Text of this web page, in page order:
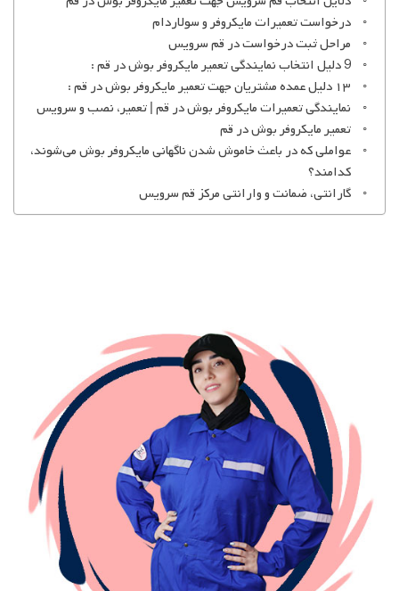
درخواست تعمیرات مایکروفر و سولاردام
مراحل ثبت درخواست در قم سرویس
9 دلیل انتخاب نمایندگی تعمیر مایکروفر بوش در قم :
۱۳ دلیل عمده مشتریان جهت تعمیر مایکروفر بوش در قم :
نمایندگی تعمیرات مایکروفر بوش در قم | تعمیر، نصب و سرویس
تعمیر مایکروفر بوش در قم
عواملی که در باعث خاموش شدن ناگهانی مایکروفر بوش می‌شوند،
کدامند؟
گارانتی، ضمانت و وارانتی مرکز قم سرویس